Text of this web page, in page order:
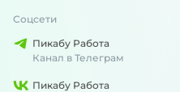
Соцсети
Пикабу Работа
Канал в Телеграм
Пикабу Работа